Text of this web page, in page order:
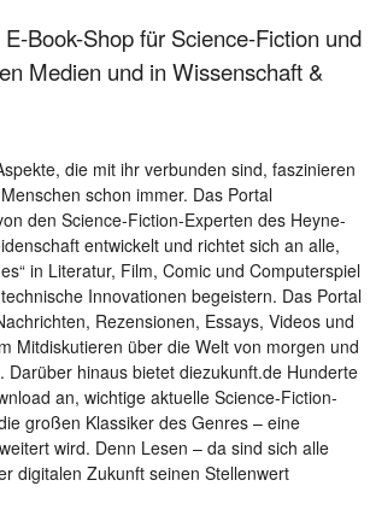
Book-Shop für Science-Fiction und
Medien und in Wissenschaft &
die mit ihr verbunden sind, faszinieren
schon immer. Das Portal
den Science-Fiction-Experten des Heyne-
entwickelt und richtet sich an alle,
in Literatur, Film, Comic und Computerspiel
Innovationen begeistern. Das Portal
Rezensionen, Essays, Videos und
Mitdiskutieren über die Welt von morgen und
Darüber hinaus bietet diezukunft.de Hunderte
an, wichtige aktuelle Science-Fiction-
großen Klassiker des Genres – eine
wird. Denn Lesen – da sind sich alle
digitalen Zukunft seinen Stellenwert